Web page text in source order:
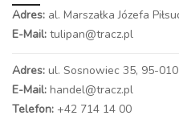
Adres: al. Marszałka Józefa
E-Mail: tulipan@tracz.pl
Adres: ul. Sosnowiec 35, 95-
E-Mail: handel@tracz.pl
Telefon: +42 714 14 00